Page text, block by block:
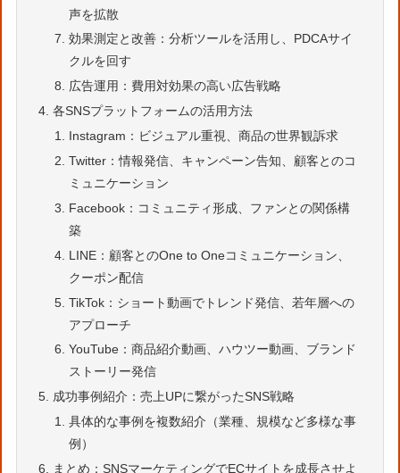
声を拡散
効果測定と改善：分析ツールを活用し、PDCAサイ
クルを回す
広告運用：費用対効果の高い広告戦略
各SNSプラットフォームの活用方法
Instagram：ビジュアル重視、商品の世界観訴求
Twitter：情報発信、キャンペーン告知、顧客とのコ
ミュニケーション
Facebook：コミュニティ形成、ファンとの関係構
築
LINE：顧客とのOne to Oneコミュニケーション、
クーポン配信
TikTok：ショート動画でトレンド発信、若年層への
アプローチ
YouTube：商品紹介動画、ハウツー動画、ブランド
ストーリー発信
成功事例紹介：売上UPに繋がったSNS戦略
具体的な事例を複数紹介（業種、規模など多様な事
例）
まとめ：SNSマーケティングでECサイトを成長させよ